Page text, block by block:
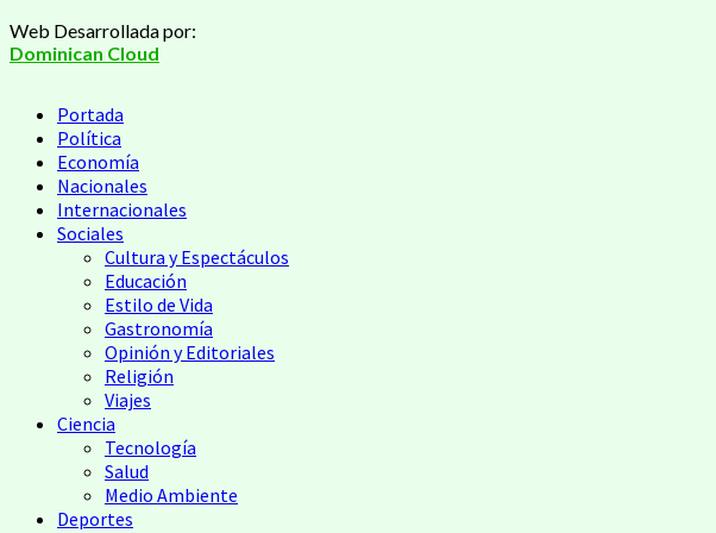
Saltar
al
Web Desarrollada por:
Dominican Cloud
Menú
principal
Portada
Política
Economía
Nacionales
Internacionales
Sociales
Cultura y Espectáculos
Educación
Estilo de Vida
Gastronomía
Opinión y Editoriales
Religión
Viajes
Ciencia
Tecnología
Salud
Medio Ambiente
Deportes